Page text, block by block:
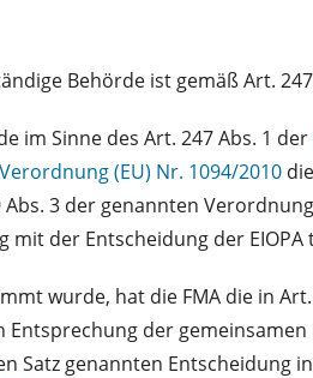
Behörde ist gemäß Art.
im Sinne des Art. 247 Abs. 1 der
Verordnung (EU) Nr. 1094/2010
3 der genannten
der Entscheidung der EIOPA
wurde, hat die FMA die in
der
Satz genannten Entscheidung